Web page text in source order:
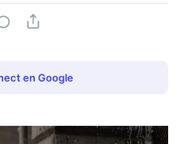
en Google